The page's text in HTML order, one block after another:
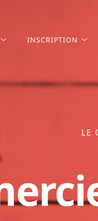
INSCRIPTION
LE